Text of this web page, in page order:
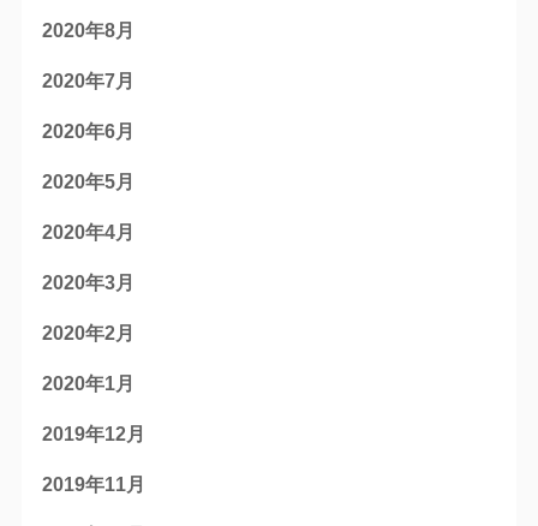
2020年8月
2020年7月
2020年6月
2020年5月
2020年4月
2020年3月
2020年2月
2020年1月
2019年12月
2019年11月